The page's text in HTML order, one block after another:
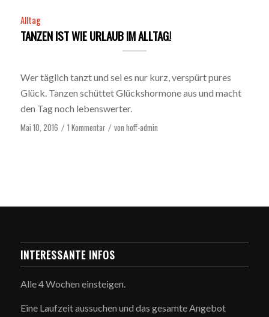
Alltag
TANZEN IST WIE URLAUB IM ALLTAG!
Wer täglich tanzt und sei es nur kurz, verspürt pures
Glück. Tanzen schüttet Glückshormone aus und macht
den Tag noch lebenswerter.
Mai 10, 2016 / 1 Kommentar / von hoff-admin
INTERESSANTE INFOS
Alle 4 Wochen einsteigen.
Eine Laufzeit aussuchen und das gesamte Angebot